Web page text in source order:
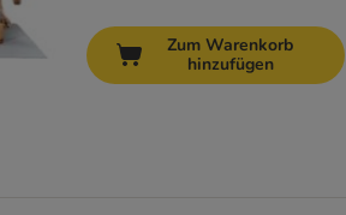
Zum Warenkorb
hinzufügen